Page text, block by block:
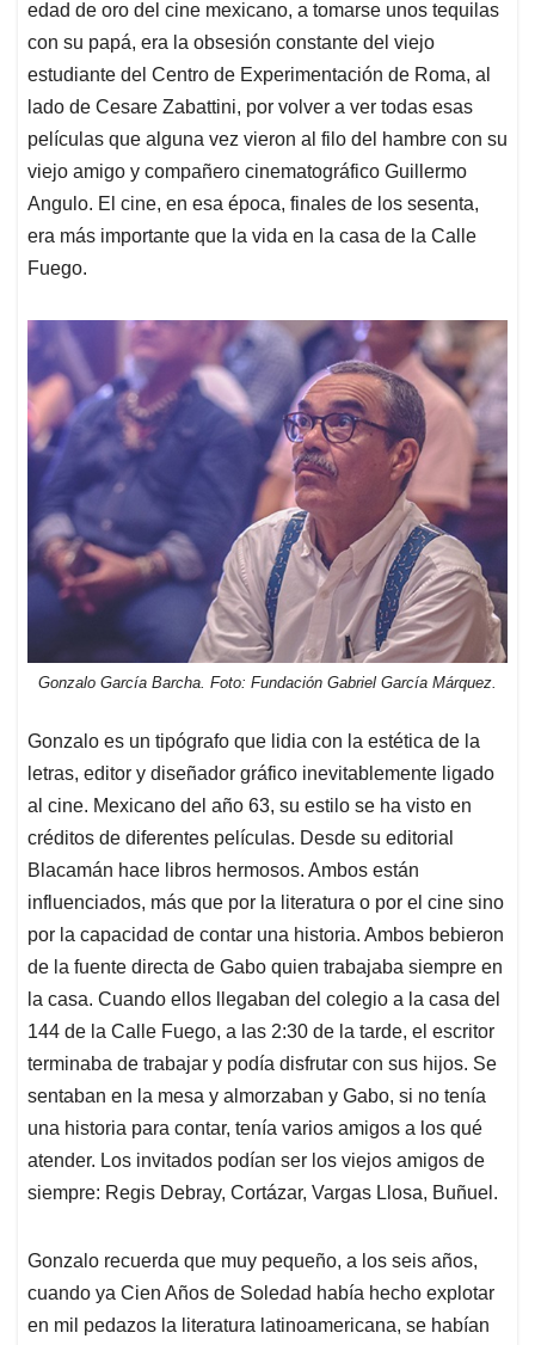
edad de oro del cine mexicano, a tomarse unos tequilas
con su papá, era la obsesión constante del viejo
estudiante del Centro de Experimentación de Roma, al
lado de Cesare Zabattini, por volver a ver todas esas
películas que alguna vez vieron al filo del hambre con su
viejo amigo y compañero cinematográfico Guillermo
Angulo. El cine, en esa época, finales de los sesenta,
era más importante que la vida en la casa de la Calle
Fuego.
Gonzalo García Barcha. Foto: Fundación Gabriel García Márquez.
Gonzalo es un tipógrafo que lidia con la estética de la
letras, editor y diseñador gráfico inevitablemente ligado
al cine. Mexicano del año 63, su estilo se ha visto en
créditos de diferentes películas. Desde su editorial
Blacamán hace libros hermosos. Ambos están
influenciados, más que por la literatura o por el cine sino
por la capacidad de contar una historia. Ambos bebieron
de la fuente directa de Gabo quien trabajaba siempre en
la casa. Cuando ellos llegaban del colegio a la casa del
144 de la Calle Fuego, a las 2:30 de la tarde, el escritor
terminaba de trabajar y podía disfrutar con sus hijos. Se
sentaban en la mesa y almorzaban y Gabo, si no tenía
una historia para contar, tenía varios amigos a los qué
atender. Los invitados podían ser los viejos amigos de
siempre: Regis Debray, Cortázar, Vargas Llosa, Buñuel.
Gonzalo recuerda que muy pequeño, a los seis años,
cuando ya Cien Años de Soledad había hecho explotar
en mil pedazos la literatura latinoamericana, se habían